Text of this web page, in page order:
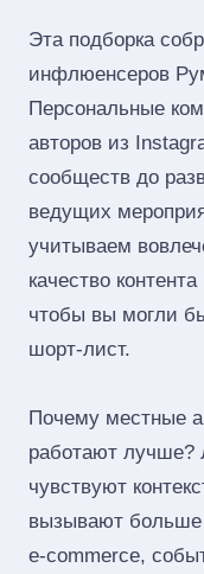
Эта подборка
инфлюенсеров
Персональные
авторов из
сообществ до
ведущих
учитываем
качество
чтобы вы могли
шорт‑лист.
Почему местные
работают лучше?
чувствуют
вызывают больше
e‑commerce,